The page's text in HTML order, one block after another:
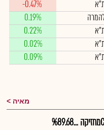
-0.47%
0.19%
0.22%
0.02%
0.09%
מאיה